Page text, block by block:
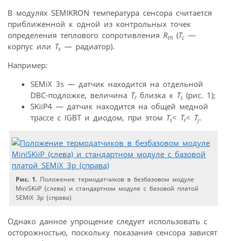
В модулях SEMIKRON температура сенсора считается
приближенной к одной из контрольных точек
определения теплового сопротивления Rth (Tc —
корпус или Ts — радиатор).
Например:
SEMiX 3s — датчик находится на отдельной
DBC-подложке, величина Tr близка к Ts (рис. 1);
SKiiP4 — датчик находится на общей медной
трассе с IGBT и диодом, при этом Ts< Tr< Tj.
Рис. 1. Положение термодатчиков в безбазовом модуле
MiniSKiiP (слева) и стандартном модуле с базовой платой
SEMiX 3p (справа)
Однако данное упрощение следует использовать с
осторожностью, поскольку показания сенсора зависят